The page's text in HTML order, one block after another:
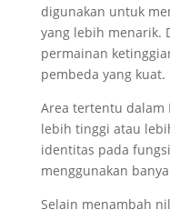
digunakan untuk
yang lebih menarik.
permainan
pembeda yang kuat.
Area tertentu
lebih tinggi atau
identitas pada
menggunakan
Selain menambah